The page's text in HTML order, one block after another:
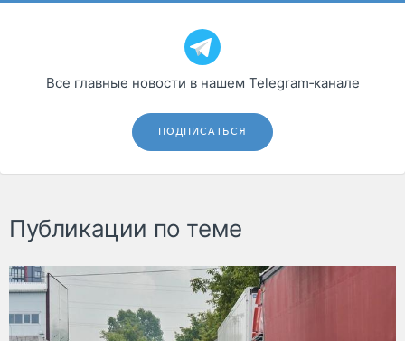
Все главные новости в нашем Telegram‑канале
ПОДПИСАТЬСЯ
Публикации по теме